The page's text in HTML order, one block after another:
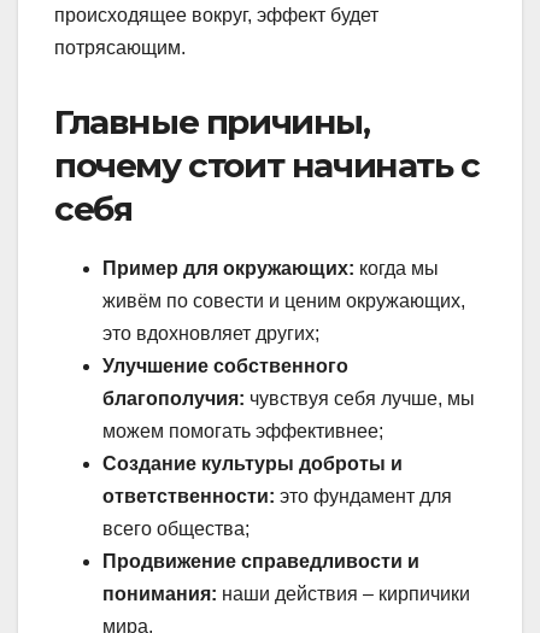
происходящее вокруг, эффект будет
потрясающим.
Главные причины,
почему стоит начинать с
себя
Пример для окружающих: когда мы
живём по совести и ценим окружающих,
это вдохновляет других;
Улучшение собственного
благополучия: чувствуя себя лучше, мы
можем помогать эффективнее;
Создание культуры доброты и
ответственности: это фундамент для
всего общества;
Продвижение справедливости и
понимания: наши действия – кирпичики
мира.